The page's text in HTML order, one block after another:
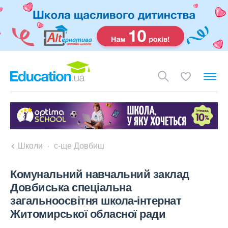
Школи с-ще Довбиш
Комунальний навчальний заклад
Довбиська спеціальна
загальноосвітня школа-інтернат
Житомирської обласної ради